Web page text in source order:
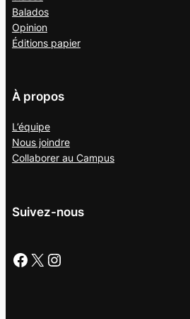
Balados
Opinion
Éditions papier
À propos
L’équipe
Nous joindre
Collaborer au Campus
Suivez-nous
Facebook X Instagram